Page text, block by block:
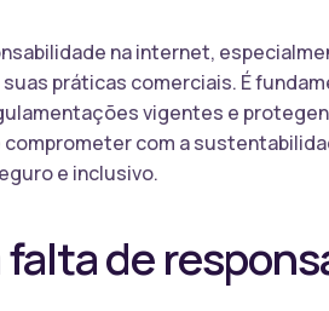
na internet,
práticas comerciais. É
vigentes e
com a
e inclusivo.
de